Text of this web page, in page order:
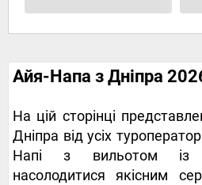
Айя-Напа з Дніпра
На цій сторінці
Дніпра від усіх
Напі з вильотом із
насолодитися якісним